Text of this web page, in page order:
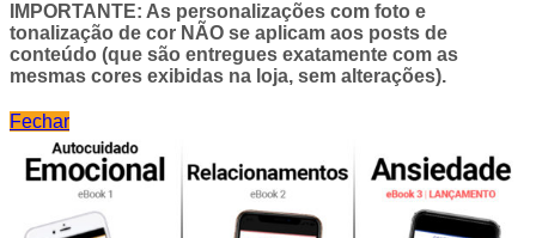
IMPORTANTE: As personalizações com foto e
tonalização de cor NÃO se aplicam aos posts de
conteúdo (que são entregues exatamente com as
mesmas cores exibidas na loja, sem alterações).
Fechar